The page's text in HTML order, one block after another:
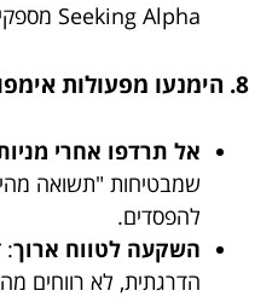
Seeking Alpha מספקים חדשות וניתוחים עדכניים.
8. הימנעו מפעולות אימפולסיביות
אל תרדפו אחרי
שמבטיחות "תשואה
להפסדים.
השקעה לטווח ארוך:
הדרגתית, לא רווחים